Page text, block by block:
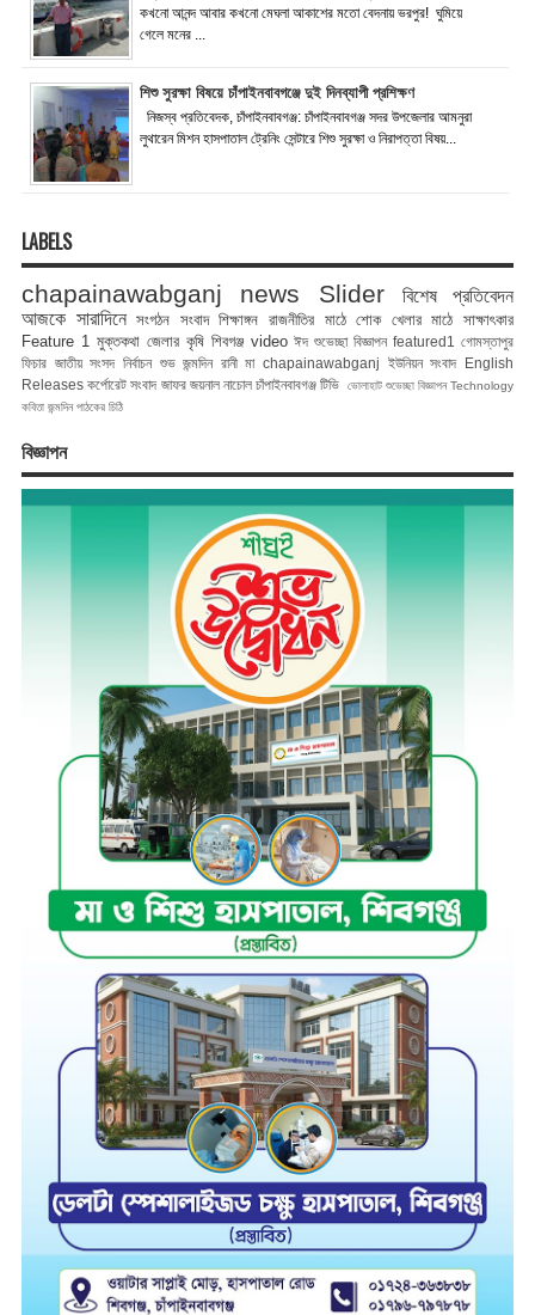
কখনো আনন্দ আবার কখনো মেঘলা আকাশের মতো বেদনায় ভরপুর! ঘুমিয়ে
গেলে মনের ...
শিশু সুরক্ষা বিষয়ে চাঁপাইনবাবগঞ্জে দুই দিনব্যাপী প্রশিক্ষণ
নিজস্ব প্রতিবেদক, চাঁপাইনবাবগঞ্জ: চাঁপাইনবাবগঞ্জ সদর উপজেলার আমনুরা
লুথারেন মিশন হাসপাতাল ট্রেনিং সেন্টারে শিশু সুরক্ষা ও নিরাপত্তা বিষয়...
LABELS
chapainawabganj news Slider
বিশেষ প্রতিবেদন
আজকে সারাদিনে সংগঠন সংবাদ শিক্ষাঙ্গন রাজনীতির মাঠে শোক খেলার মাঠে
সাক্ষাৎকার
Feature 1 মুক্তকথা জেলার কৃষি শিবগঞ্জ video ঈদ শুভেচ্ছা বিজ্ঞাপন featured1
গোমস্তাপুর
ফিচার জাতীয় সংসদ নির্বাচন শুভ জন্মদিন রানী মা chapainawabganj ইউনিয়ন সংবাদ English
Releases কর্পোরেট সংবাদ জাফর জয়নাল নাচোল চাঁপাইনবাবগঞ্জ টিভি ভোলাহাট শুভেচ্ছা বিজ্ঞাপন Technology
কবিতা জন্মদিন পাঠকের চিঠি
বিজ্ঞাপন